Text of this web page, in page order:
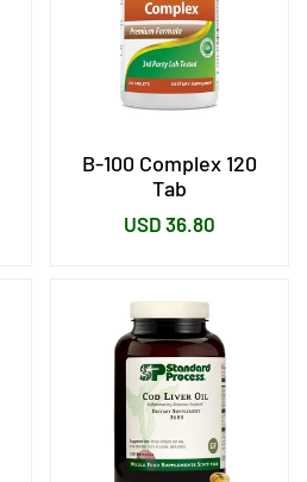
B-100 Complex 120
Tab
Precio
USD 36.80